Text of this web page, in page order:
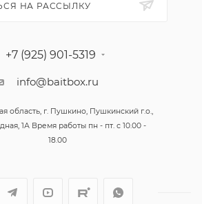
НА РАССЫЛКУ
+7 (925) 901-5319
info@baitbox.ru
область, г. Пушкино, Пушкинский г.о.,
1А Время работы пн - пт. с 10.00 -
18.00